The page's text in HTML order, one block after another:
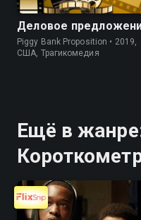
Деловое
Piggy Bank Proposition • 2019,
США, Трагикомедия
Ещё в